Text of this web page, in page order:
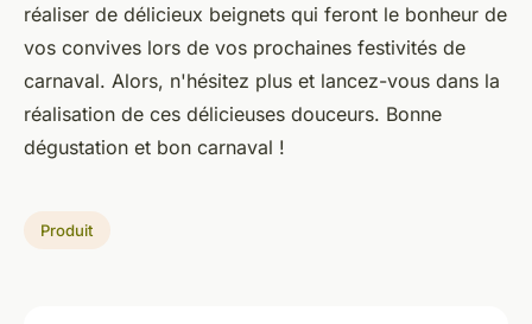
réaliser de délicieux beignets qui feront le bonheur de
vos convives lors de vos prochaines festivités de
carnaval. Alors, n'hésitez plus et lancez-vous dans la
réalisation de ces délicieuses douceurs. Bonne
dégustation et bon carnaval !
Produit